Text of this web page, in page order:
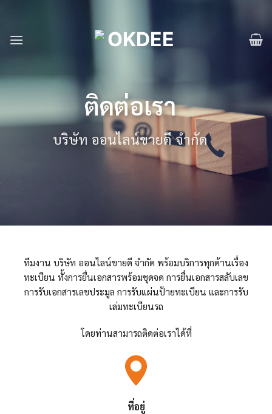
content
ติดต่อเรา
บริษัท ออนไลน์ขายดี จำกัด
ทีมงาน บริษัท ออนไลน์ขายดี จำกัด พร้อมบริการทุกด้านเรื่อง
ทะเบียน ทั้งการยื่นเอกสารพร้อมชุดจด การยื่นเอกสารสลับเลข
การรับเอกสารเลขประมูล การรับแผ่นป้ายทะเบียน และการรับ
เล่มทะเบียนรถ
โดยท่านสามารถติดต่อเราได้ที่
ที่อยู่